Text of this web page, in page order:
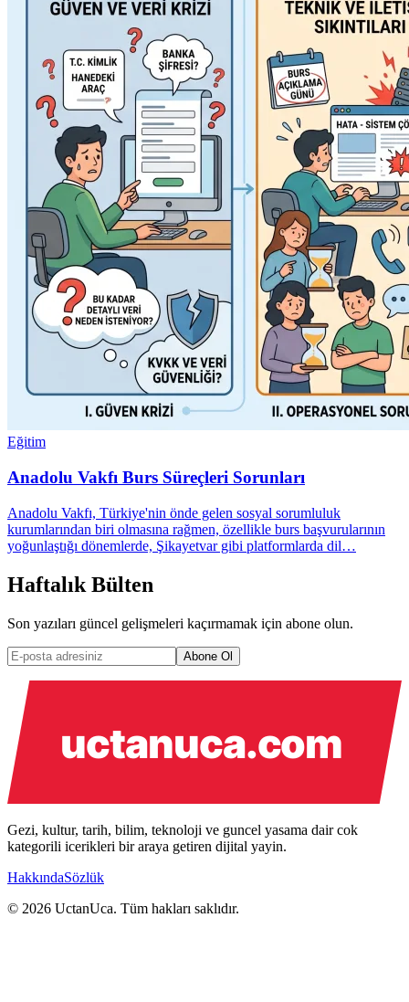
Eğitim
Anadolu Vakfı Burs Süreçleri Sorunları
Anadolu Vakfı, Türkiye'nin önde gelen sosyal sorumluluk
kurumlarından biri olmasına rağmen, özellikle burs başvurularının
yoğunlaştığı dönemlerde, Şikayetvar gibi platformlarda dil…
Haftalık Bülten
Son yazıları güncel gelişmeleri kaçırmamak için abone olun.
Abone Ol
Gezi, kultur, tarih, bilim, teknoloji ve guncel yasama dair cok
kategorili icerikleri bir araya getiren dijital yayin.
HakkındaSözlük
© 2026 UctanUca. Tüm hakları saklıdır.